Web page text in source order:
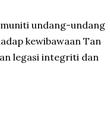
undang-undang
kewibawaan Tan
legasi integriti dan